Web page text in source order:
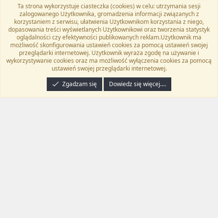
Flat Awesome + (Parent DO NOT EDIT)
Polski (PL)
Kontakt
Regulamin Polityka prywatności Pomoc
TwitterKontakt
RSS
Community platform by XenForo® © 2010-2024 XenForo Ltd.
programyzadarmo.net.pl . | Xenforo Add-ons
Email Check by MPM.PM
Ta strona wykorzystuje ciasteczka (cookies) w celu: utrzymania sesji
zalogowanego Użytkownika, gromadzenia informacji związanych z
korzystaniem z serwisu, ułatwienia Użytkownikom korzystania z niego,
dopasowania treści wyświetlanych Użytkownikowi oraz tworzenia statystyk
oglądalności czy efektywności publikowanych reklam.Użytkownik ma
możliwość skonfigurowania ustawień cookies za pomocą ustawień swojej
przeglądarki internetowej. Użytkownik wyraża zgodę na używanie i
wykorzystywanie cookies oraz ma możliwość wyłączenia cookies za pomocą
ustawień swojej przeglądarki internetowej.
Zgadzam się
Dowiedz się więcej.…